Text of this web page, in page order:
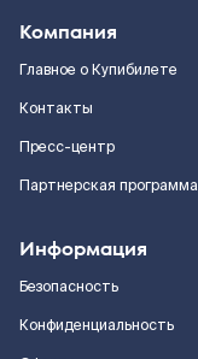
Компания
Главное о Купибилете
Контакты
Пресс-центр
Партнерская программа
Информация
Безопасность
Конфиденциальность